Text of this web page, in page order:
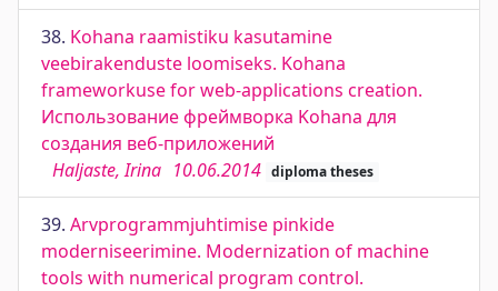
38. Kohana raamistiku kasutamine
veebirakenduste loomiseks. Kohana
frameworkuse for web-applications creation.
Использование фреймворка Kohana для
создания веб-приложений
Haljaste, Irina 10.06.2014 diploma theses
39. Arvprogrammjuhtimise pinkide
moderniseerimine. Modernization of machine
tools with numerical program control.